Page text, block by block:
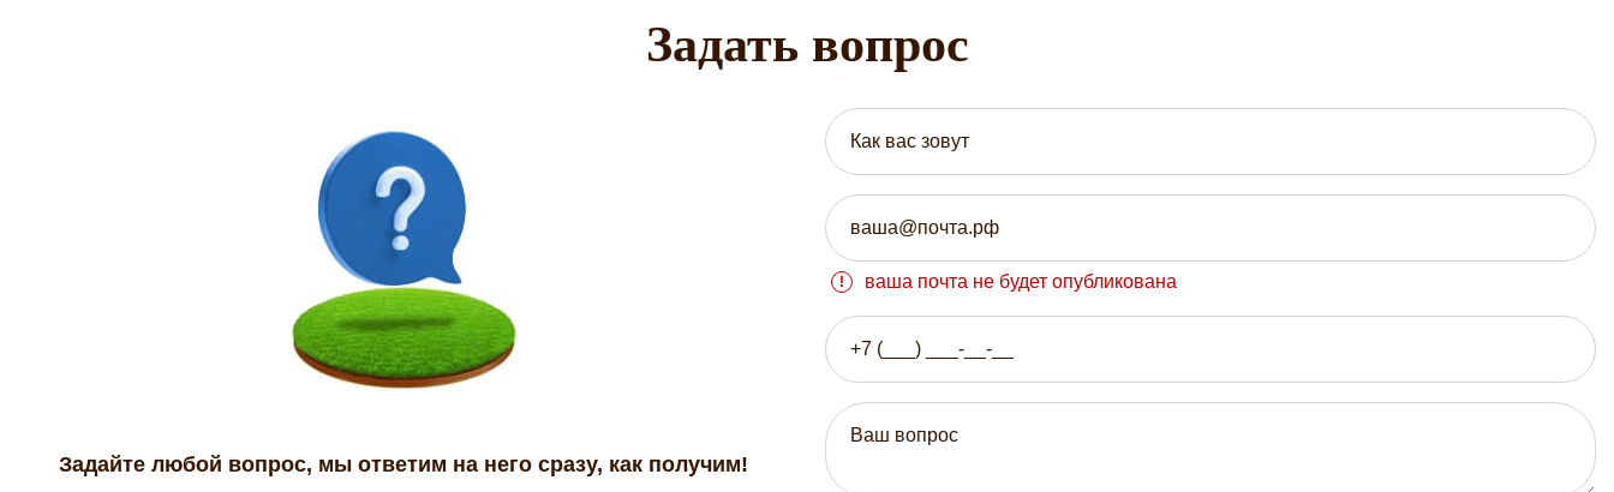
Задать вопрос
Задайте любой вопрос, мы ответим на него сразу, как получим!
ваша почта не будет опубликована